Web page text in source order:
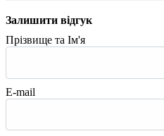
Залишити відгук
Прізвище та Ім'я
E-mail